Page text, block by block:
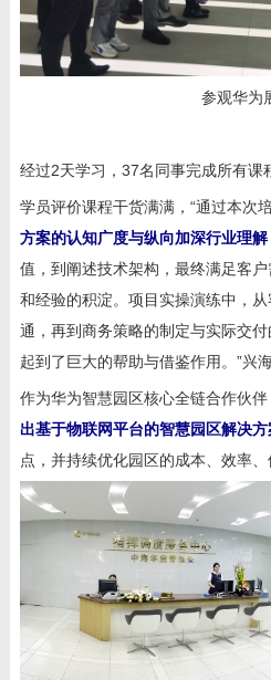
参观华为
经过2天学习， 37名同事完成所有课
学员评价课程干货满满，“通过本次
方案的认知广度与纵向加深行业理解
值，到阐述技术架构，最终满足客
和经验的积淀。项目实操演练中，
通，再到商务策略的制定与实际交
起到了巨大的帮助与借鉴作用。”兴
作为华为智慧园区核心全链合作伙伴
出基于物联网平台的智慧园区解决方
点，并持续优化园区的成本、效率、